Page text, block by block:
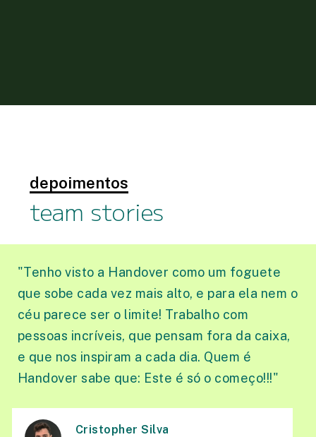
depoimentos
team stories
"Tenho visto a Handover como um foguete
que sobe cada vez mais alto, e para ela nem o
céu parece ser o limite! Trabalho com
pessoas incríveis, que pensam fora da caixa,
e que nos inspiram a cada dia. Quem é
Handover sabe que: Este é só o começo!!!"
Cristopher Silva